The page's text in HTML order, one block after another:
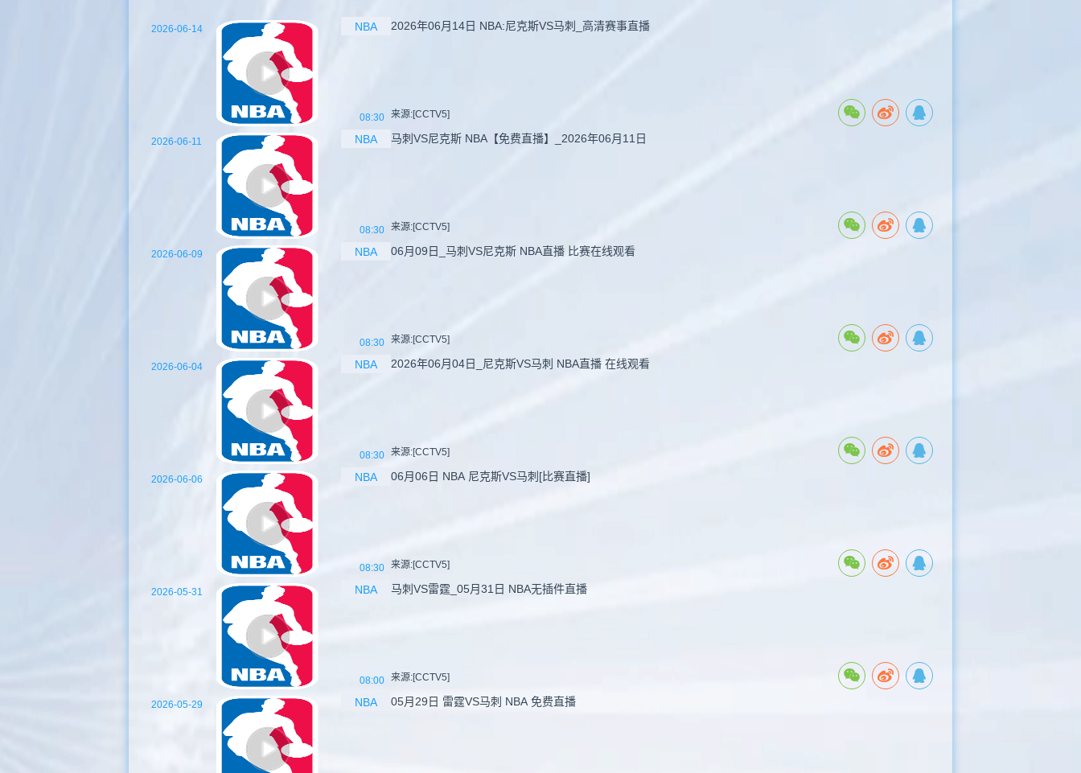
NBA
08:30
2026-06-14 2026年06月14日 NBA:尼克斯VS马刺_高清赛事直播
来源:[CCTV5]
NBA
08:30
2026-06-11 马刺VS尼克斯 NBA【免费直播】_2026年06月11日
来源:[CCTV5]
NBA
08:30
2026-06-09 06月09日_马刺VS尼克斯 NBA直播 比赛在线观看
来源:[CCTV5]
NBA
08:30
2026-06-04 2026年06月04日_尼克斯VS马刺 NBA直播 在线观看
来源:[CCTV5]
NBA
08:30
2026-06-06 06月06日 NBA 尼克斯VS马刺[比赛直播]
来源:[CCTV5]
NBA
08:00
2026-05-31 马刺VS雷霆_05月31日 NBA无插件直播
来源:[CCTV5]
NBA
2026-05-29 05月29日 雷霆VS马刺 NBA 免费直播